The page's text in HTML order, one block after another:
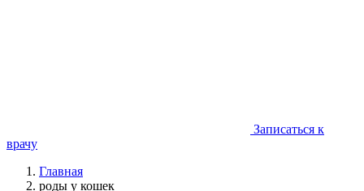
Записаться к
врачу
Главная
роды у кошек